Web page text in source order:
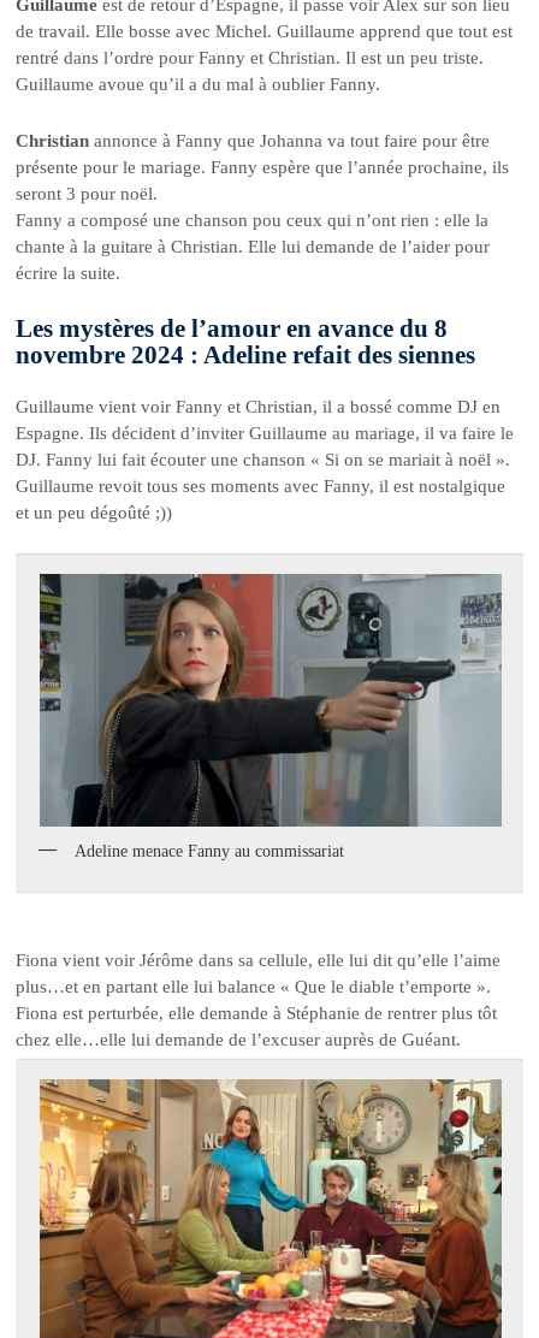
Guillaume est de retour d’Espagne, il passe voir Alex sur son lieu
de travail. Elle bosse avec Michel. Guillaume apprend que tout est
rentré dans l’ordre pour Fanny et Christian. Il est un peu triste.
Guillaume avoue qu’il a du mal à oublier Fanny.
Christianannonce à Fanny que Johanna va tout faire pour être
présente pour le mariage. Fanny espère que l’année prochaine, ils
seront 3 pour noël.
Fanny a composé une chanson pou ceux qui n’ont rien : elle la
chante à la guitare à Christian. Elle lui demande de l’aider pour
écrire la suite.
Les mystères de l’amour en avance du 8
novembre 2024 : Adeline refait des siennes
Guillaume vient voir Fanny et Christian, il a bossé comme DJ en
Espagne. Ils décident d’inviter Guillaume au mariage, il va faire le
DJ. Fanny lui fait écouter une chanson « Si on se mariait à noël ».
Guillaume revoit tous ses moments avec Fanny, il est nostalgique
et un peu dégoûté ;))
Adeline menace Fanny au commissariat
Fiona vient voir Jérôme dans sa cellule, elle lui dit qu’elle l’aime
plus…et en partant elle lui balance « Que le diable t’emporte ».
Fiona est perturbée, elle demande à Stéphanie de rentrer plus tôt
chez elle…elle lui demande de l’excuser auprès de Guéant.